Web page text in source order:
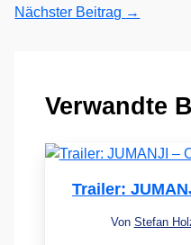
Nächster Beitrag →
Verwandte
Trailer:
Von Stefan